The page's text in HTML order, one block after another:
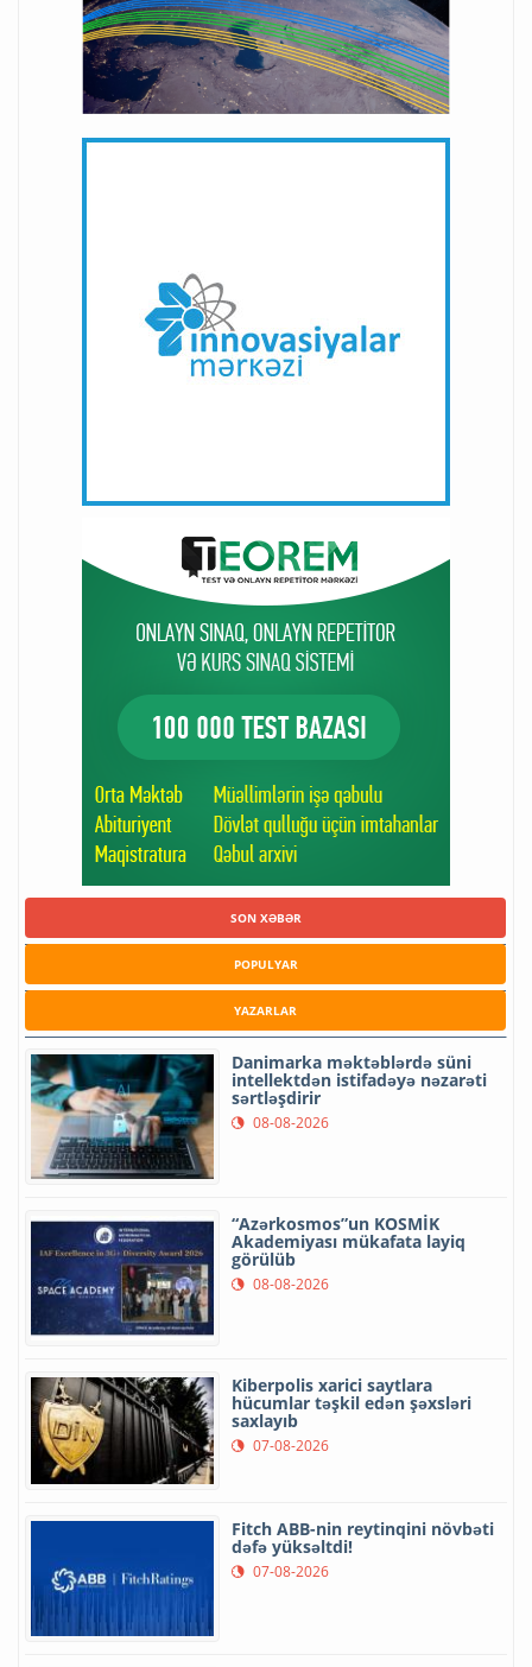
SON XƏBƏR
POPULYAR
YAZARLAR
Danimarka məktəblərdə süni
intellektdən istifadəyə nəzarəti
sərtləşdirir
08-08-2026
“Azərkosmos”un KOSMİK
Akademiyası mükafata layiq
görülüb
08-08-2026
Kiberpolis xarici saytlara
hücumlar təşkil edən şəxsləri
saxlayıb
07-08-2026
Fitch ABB-nin reytinqini növbəti
dəfə yüksəltdi!
07-08-2026